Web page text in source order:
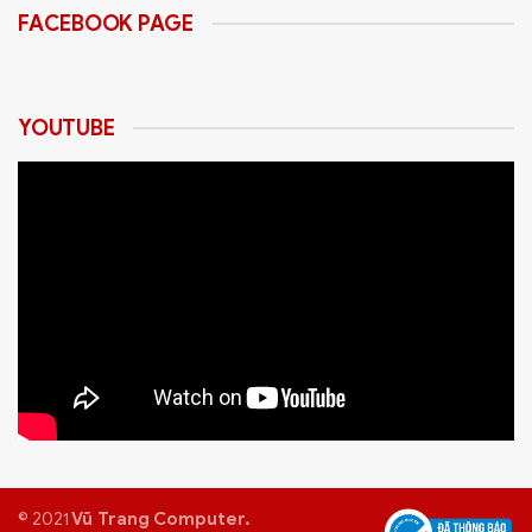
Với độ phân giải FHD, tần số quét 100Hz, thời gian đáp
FACEBOOK PAGE
YOUTUBE
© 2021Vũ Trang Computer.